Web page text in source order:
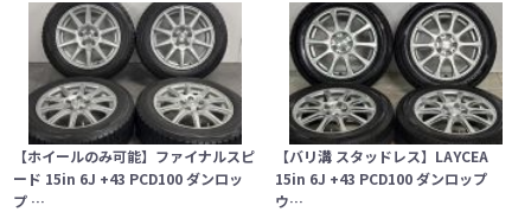
【ホイールのみ可能】ファイナルスピ
ード 15in 6J +43 PCD100 ダンロッ
プ …
【バリ溝 スタッドレス】LAYCEA
15in 6J +43 PCD100 ダンロップ
ウ…